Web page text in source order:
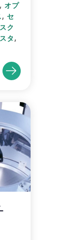
, オプ
, セ
ク
タ ,